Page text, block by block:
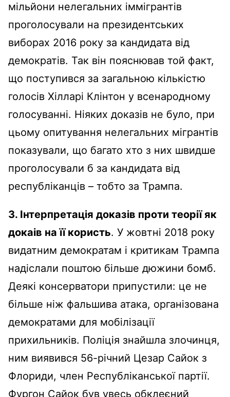
мільйони нелегальних іммігрантів
проголосували на президентських
виборах 2016 року за кандидата від
демократів. Так він пояснював той факт,
що поступився за загальною кількістю
голосів Хілларі Клінтон у всенародному
голосуванні. Ніяких доказів не було, при
цьому опитування нелегальних мігрантів
показували, що багато хто з них швидше
проголосували б за кандидата від
республіканців – тобто за Трампа.
3. Інтерпретація доказів проти теорії як
докаів на її користь. У жовтні 2018 року
видатним демократам і критикам Трампа
надіслали поштою більше дюжини бомб.
Деякі консерватори припустили: це не
більше ніж фальшива атака, організована
демократами для мобілізації
прихильників. Поліція знайшла злочинця,
ним виявився 56-річний Цезар Сайок з
Флориди, член Республіканської партії.
Фургон Сайок був увесь обклеєний